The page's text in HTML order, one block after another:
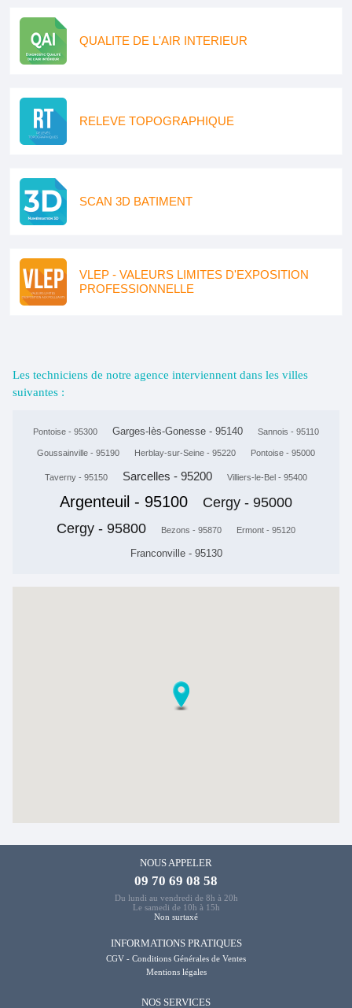
QUALITE DE L'AIR INTERIEUR
RELEVE TOPOGRAPHIQUE
SCAN 3D BATIMENT
VLEP - VALEURS LIMITES D'EXPOSITION
PROFESSIONNELLE
Les techniciens de notre agence interviennent dans les villes
suivantes :
Pontoise - 95300 Garges-lès-Gonesse - 95140 Sannois - 95110
Goussainville - 95190 Herblay-sur-Seine - 95220 Pontoise - 95000
Taverny - 95150 Sarcelles - 95200 Villiers-le-Bel - 95400
Argenteuil - 95100
Cergy - 95000
Cergy - 95800
Bezons - 95870 Ermont - 95120
Franconville - 95130
NOUS APPELER
09 70 69 08 58
Du lundi au vendredi de 8h à 20h
Le samedi de 10h à 15h
Non surtaxé
INFORMATIONS PRATIQUES
CGV - Conditions Générales de Ventes
Mentions légales
NOS SERVICES